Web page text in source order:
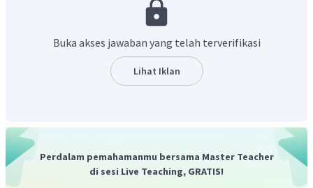
Pertama ubahlah bentuk limit pada soal, supaya
mempunyai bentuk selisih akar kuadrat seperti bentuk di
dimana
Buka akses jawaban yang telah terverifikasi
Lihat Iklan
Perdalam pemahamanmu bersama Master Teacher
di sesi Live Teaching, GRATIS!